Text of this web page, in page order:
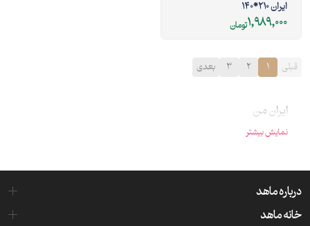
ایران 210*140
1,989,000تومان
قبلی 1
2
3 بعدی
ایران من
نمایش بیشتر
درباره ماهد
خانه ماهد